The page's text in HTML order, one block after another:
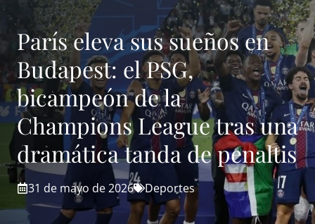
París eleva sus sueños en
Budapest: el PSG,
bicampeón de la
Champions League tras una
dramática tanda de penaltis
31 de mayo de 2026 Deportes